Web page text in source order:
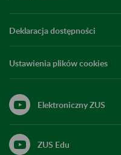
Deklaracja dostępności
Ustawienia plików cookies
Elektroniczny ZUS
ZUS Edu